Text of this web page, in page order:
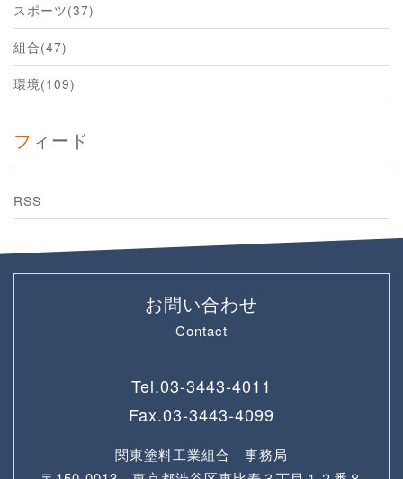
スポーツ(37)
組合(47)
環境(109)
フィード
RSS
お問い合わせ
Contact
Tel.03-3443-4011
Fax.03-3443-4099
関東塗料工業組合 事務局